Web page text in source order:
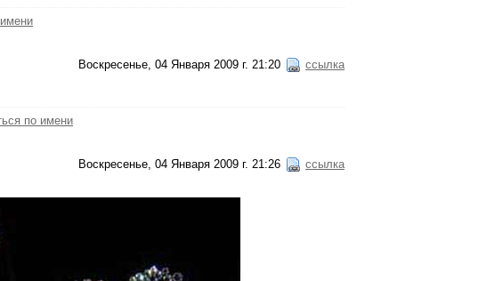
Воскресенье, 04 Января 2009 г. 21:20 ссылка
по имени
Воскресенье, 04 Января 2009 г. 21:26 ссылка